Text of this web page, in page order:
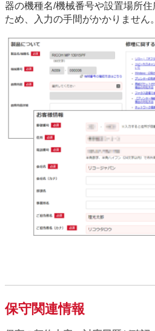
器の機種名/機械番号や設置場所
ため、入力の手間がかかりません。
保守関連情報